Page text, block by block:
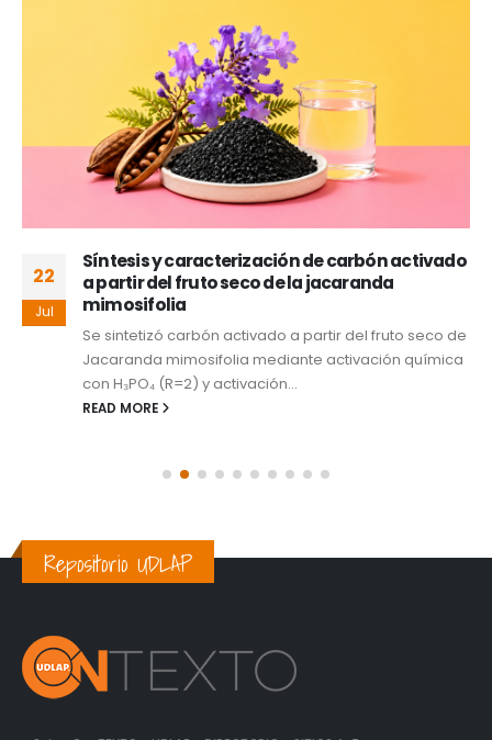
22
Jul
Síntesis y caracterización de carbón activado
a partir del fruto seco de la jacaranda
mimosifolia
Se sintetizó carbón activado a partir del fruto seco de
Jacaranda mimosifolia mediante activación química
con H₃PO₄ (R=2) y activación...
READ MORE
Repositorio UDLAP